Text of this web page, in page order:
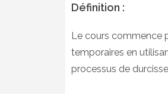
Définition :
Le cours commence
temporaires en
processus de